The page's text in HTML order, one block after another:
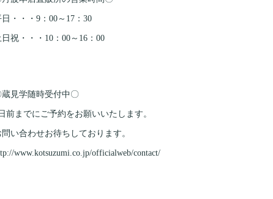
日・・・9：00～17：30
日祝・・・10：00～16：00
蔵見学随時受付中〇
前までにご予約をお願いいたします。
問い合わせお待ちしております。
www.kotsuzumi.co.jp/officialweb/contact/